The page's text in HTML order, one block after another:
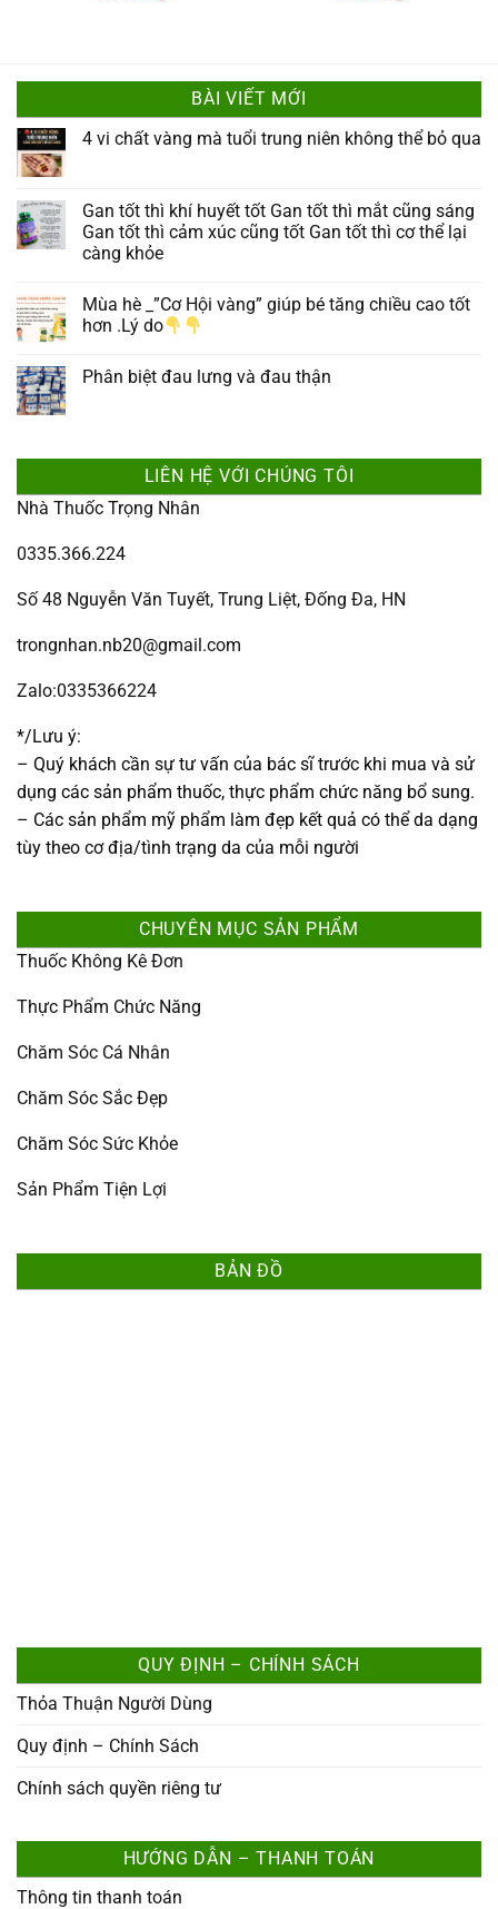
BÀI VIẾT MỚI
4 vi chất vàng mà tuổi trung niên không thể bỏ qua
Gan tốt thì khí huyết tốt Gan tốt thì mắt cũng sáng
Gan tốt thì cảm xúc cũng tốt Gan tốt thì cơ thể lại
càng khỏe
Mùa hè _”Cơ Hội vàng” giúp bé tăng chiều cao tốt
hơn .Lý do
Phân biệt đau lưng và đau thận
LIÊN HỆ VỚI CHÚNG TÔI
Nhà Thuốc Trọng Nhân
0335.366.224
Số 48 Nguyễn Văn Tuyết, Trung Liệt, Đống Đa, HN
trongnhan.nb20@gmail.com
Zalo:0335366224
*/Lưu ý:
– Quý khách cần sự tư vấn của bác sĩ trước khi mua và sử
dụng các sản phẩm thuốc, thực phẩm chức năng bổ sung.
– Các sản phẩm mỹ phẩm làm đẹp kết quả có thể da dạng
tùy theo cơ địa/tình trạng da của mỗi người
CHUYÊN MỤC SẢN PHẨM
Thuốc Không Kê Đơn
Thực Phẩm Chức Năng
Chăm Sóc Cá Nhân
Chăm Sóc Sắc Đẹp
Chăm Sóc Sức Khỏe
Sản Phẩm Tiện Lợi
BẢN ĐỒ
QUY ĐỊNH – CHÍNH SÁCH
Thỏa Thuận Người Dùng
Quy định – Chính Sách
Chính sách quyền riêng tư
HƯỚNG DẪN – THANH TOÁN
Thông tin thanh toán